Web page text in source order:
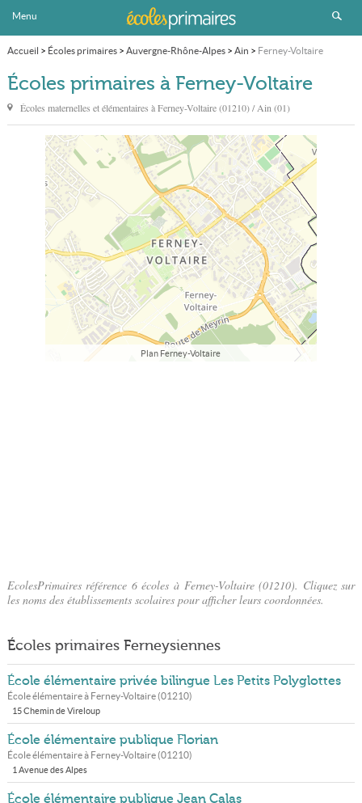
Menu
Accueil > Écoles primaires> Auvergne-Rhône-Alpes> Ain > Ferney-Voltaire
Écoles primaires à Ferney-Voltaire
Écoles maternelles et élémentaires àFerney-Voltaire(01210) / Ain (01)
Plan Ferney-Voltaire
EcolesPrimaires référence 6 écoles à Ferney-Voltaire (01210). Cliquez sur
les noms des établissements scolaires pour afficher leurs coordonnées.
Écoles primaires Ferneysiennes
École élémentaire privée bilingue Les Petits Polyglottes
École élémentaire à Ferney-Voltaire(01210)
15 Chemin de Vireloup
École élémentaire publique Florian
École élémentaire à Ferney-Voltaire(01210)
1 Avenue des Alpes
École élémentaire publique Jean Calas